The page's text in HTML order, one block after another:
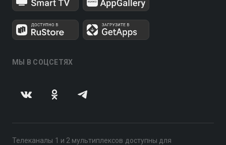
МЫ В СОЦСЕТЯХ
Телеканалы 1 и 2 мультиплексов доступны для